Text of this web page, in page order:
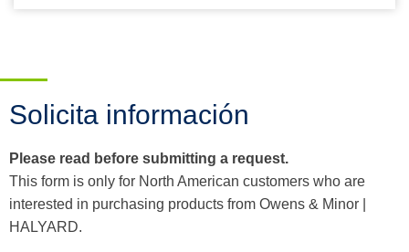
Solicita información
Please read before submitting a request.
This form is only for North American customers who are
interested in purchasing products from Owens & Minor |
HALYARD.